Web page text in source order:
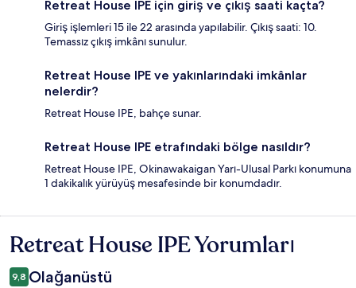
Retreat House IPE için giriş ve çıkış saati kaçta?
Giriş işlemleri 15 ile 22 arasında yapılabilir. Çıkış saati: 10.
Temassız çıkış imkânı sunulur.
Retreat House IPE ve yakınlarındaki imkânlar
nelerdir?
Retreat House IPE, bahçe sunar.
Retreat House IPE etrafındaki bölge nasıldır?
Retreat House IPE, Okinawakaigan Yarı-Ulusal Parkı konumuna
1 dakikalık yürüyüş mesafesinde bir konumdadır.
Yorumlar
Retreat House IPE Yorumları
9,8 Olağanüstü